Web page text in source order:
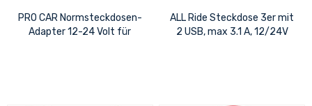
PRO CAR Normsteckdosen-
Adapter 12-24 Volt für
ALL Ride Steckdose 3er mit
2 USB, max 3.1 A, 12/24V